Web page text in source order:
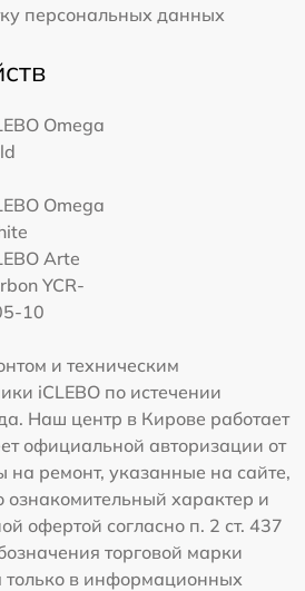
персональных данных
Omega
Omega
Arte
YCR-
10
и техническим
iCLEBO по истечении
Наш центр в Кирове работает
официальной авторизации от
на ремонт, указанные на сайте,
ознакомительный характер и
офертой согласно п. 2 ст. 437
торговой марки
только в информационных